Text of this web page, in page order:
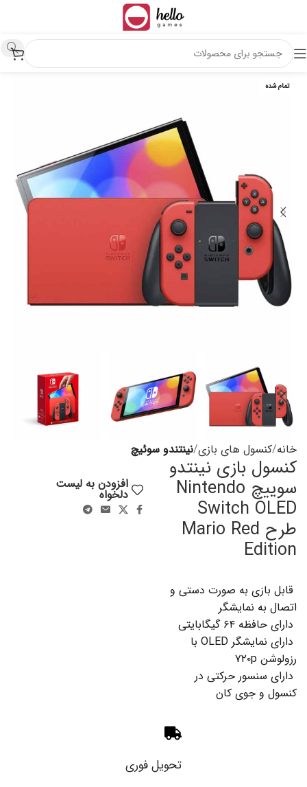
تمام شده
خانه کنسول های بازی نینتندو سوئیچ
کنسول بازی نینتدو
سوییچ Nintendo
Switch OLED
طرح Mario Red
Edition
قابل بازی به صورت دستی و
اتصال به نمایشگر
دارای حافظه ۶۴ گیگابایتی
دارای نمایشگر OLED با
رزولوشن ۷۲۰p
دارای سنسور حرکتی در
کنسول و جوی کان
افزودن به لیست
دلخواه
تحویل فوری